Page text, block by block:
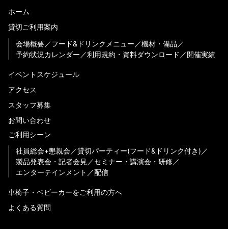
ホーム
貸切ご利用案内
会場概要
フード&ドリンクメニュー
機材・備品
予約状況カレンダー
利用規約・資料ダウンロード 開催実績
イベントスケジュール
アクセス
スタッフ募集
お問い合わせ
ご利用シーン
社員総会+懇親会
貸切パーティー(フード&ドリンク付き)
製品発表会・記者会見
セミナー・講演会・研修
エンターテインメント
配信
車椅子・ベビーカーをご利用の方へ
よくある質問